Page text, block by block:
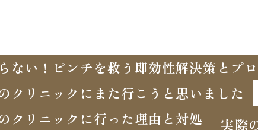
ない！ピンチを救う即効性解決策とプ
クリニックにまた行こうと思いました
クリニックに行った理由と対処 実際